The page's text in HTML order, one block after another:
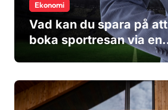
Ekonomi
Vad kan du spara på att
boka sportresan via en
researrangör?